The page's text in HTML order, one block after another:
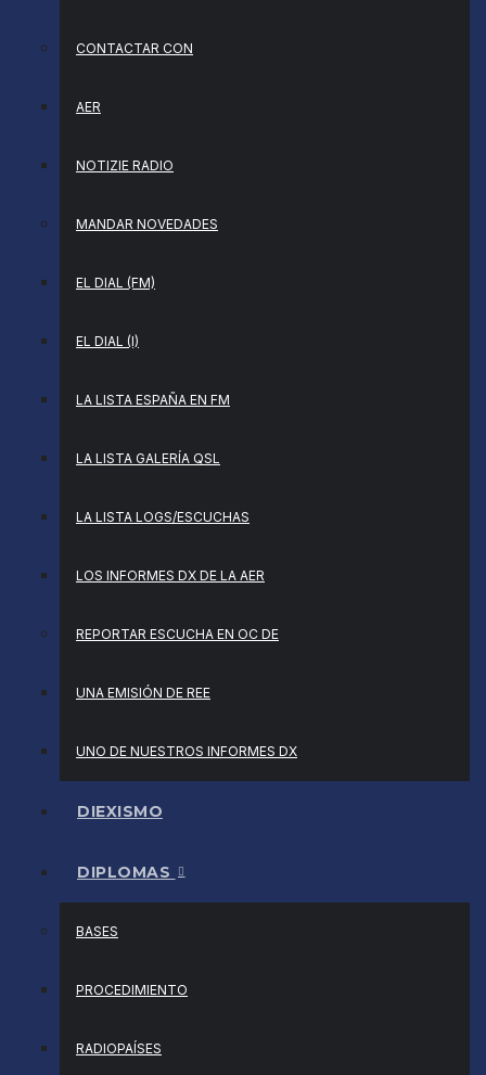
CONTACTAR CON
AER
NOTIZIE RADIO
MANDAR NOVEDADES
EL DIAL (FM)
EL DIAL (I)
LA LISTA ESPAÑA EN FM
LA LISTA GALERÍA QSL
LA LISTA LOGS/ESCUCHAS
LOS INFORMES DX DE LA AER
REPORTAR ESCUCHA EN OC DE
UNA EMISIÓN DE REE
UNO DE NUESTROS INFORMES DX
DIEXISMO
DIPLOMAS
BASES
PROCEDIMIENTO
RADIOPAÍSES